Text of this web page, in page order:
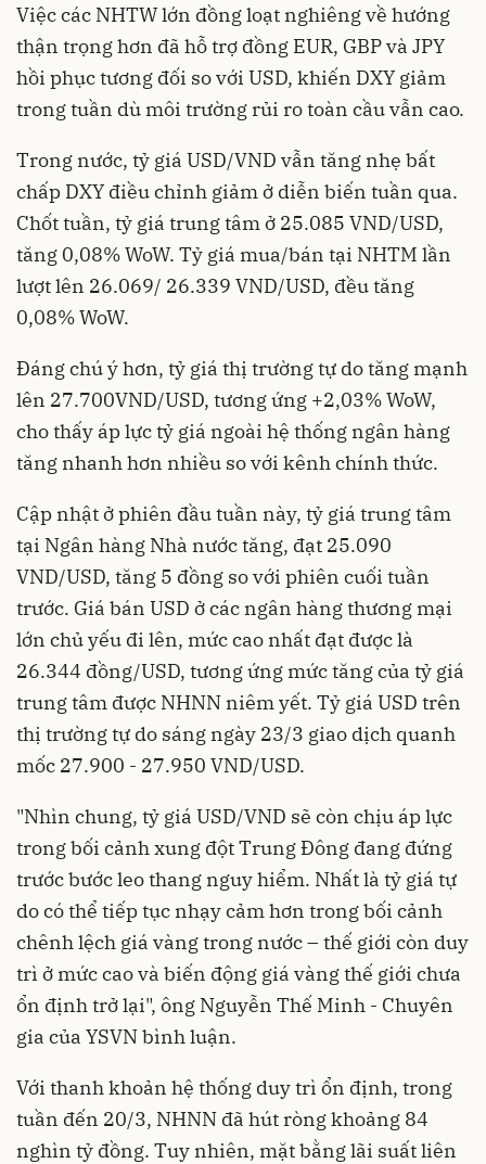
Việc các NHTW lớn đồng loạt nghiêng về hướng
thận trọng hơn đã hỗ trợ đồng EUR, GBP và JPY
hồi phục tương đối so với USD, khiến DXY giảm
trong tuần dù môi trường rủi ro toàn cầu vẫn cao.
Trong nước, tỷ giá USD/VND vẫn tăng nhẹ bất
chấp DXY điều chỉnh giảm ở diễn biến tuần qua.
Chốt tuần, tỷ giá trung tâm ở 25.085 VND/USD,
tăng 0,08% WoW. Tỷ giá mua/bán tại NHTM lần
lượt lên 26.069/ 26.339 VND/USD, đều tăng
0,08% WoW.
Đáng chú ý hơn, tỷ giá thị trường tự do tăng mạnh
lên 27.700VND/USD, tương ứng +2,03% WoW,
cho thấy áp lực tỷ giá ngoài hệ thống ngân hàng
tăng nhanh hơn nhiều so với kênh chính thức.
Cập nhật ở phiên đầu tuần này, tỷ giá trung tâm
tại Ngân hàng Nhà nước tăng, đạt 25.090
VND/USD, tăng 5 đồng so với phiên cuối tuần
trước. Giá bán USD ở các ngân hàng thương mại
lớn chủ yếu đi lên, mức cao nhất đạt được là
26.344 đồng/USD, tương ứng mức tăng của tỷ giá
trung tâm được NHNN niêm yết. Tỷ giá USD trên
thị trường tự do sáng ngày 23/3 giao dịch quanh
mốc 27.900 - 27.950 VND/USD.
"Nhìn chung, tỷ giá USD/VND sẽ còn chịu áp lực
trong bối cảnh xung đột Trung Đông đang đứng
trước bước leo thang nguy hiểm. Nhất là tỷ giá tự
do có thể tiếp tục nhạy cảm hơn trong bối cảnh
chênh lệch giá vàng trong nước – thế giới còn duy
trì ở mức cao và biến động giá vàng thế giới chưa
ổn định trở lại", ông Nguyễn Thế Minh - Chuyên
gia của YSVN bình luận.
Với thanh khoản hệ thống duy trì ổn định, trong
tuần đến 20/3, NHNN đã hút ròng khoảng 84
nghìn tỷ đồng. Tuy nhiên, mặt bằng lãi suất liên